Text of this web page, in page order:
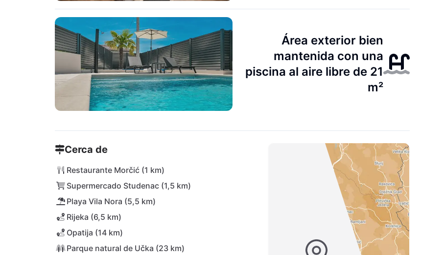
Área exterior bien
mantenida con una
piscina al aire libre de 21
m²
Cerca de
Restaurante Morčić (1 km)
Supermercado Studenac (1,5 km)
Playa Vila Nora (5,5 km)
Rijeka (6,5 km)
Opatija (14 km)
Parque natural de Učka (23 km)